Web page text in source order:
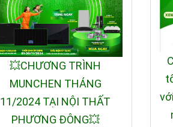
💥CHƯƠNG TRÌNH
MUNCHEN THÁNG
11/2024 TẠI NỘI THẤT
PHƯƠNG ĐÔNG💥